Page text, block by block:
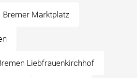
Bremer Marktplatz
Liebfrauenkirchhof